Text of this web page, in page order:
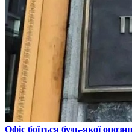
​Офіс боїться будь-якої